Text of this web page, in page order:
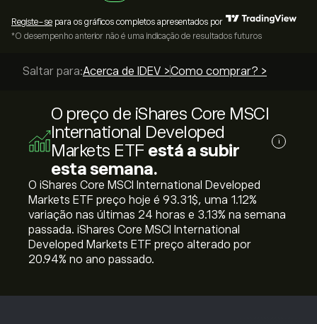
Registe-se para os gráficos completos apresentados por
*O desempenho anterior não é uma indicação de resultados futuros
Saltar para:Acerca de IDEV >Como comprar? >
O preço de iShares Core MSCI
International Developed
Markets ETF está a subir
esta semana.
i
O iShares Core MSCI International Developed
Markets ETF preço hoje é 93.31‎$‎, uma ‎1.12‎%
variação nas últimas 24 horas e ‎3.13‎% na semana
passada. iShares Core MSCI International
Developed Markets ETF preço alterado por
‎20.94‎% no ano passado.